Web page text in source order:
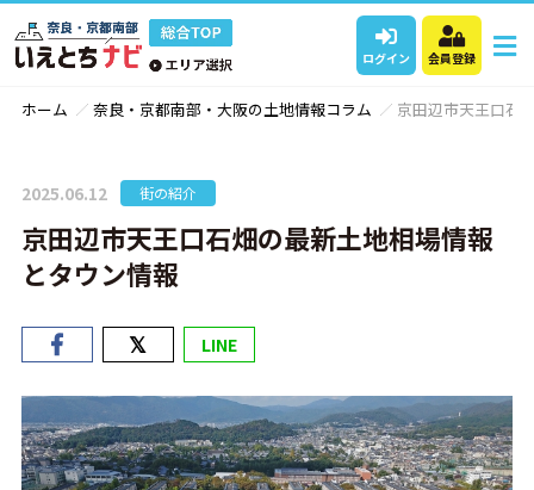
ログイン 会員登録
ホーム 奈良・京都南部・大阪の土地情報コラム 京田辺市天王口石
2025.06.12 街の紹介
京田辺市天王口石畑の最新土地相場情報
とタウン情報
LINE